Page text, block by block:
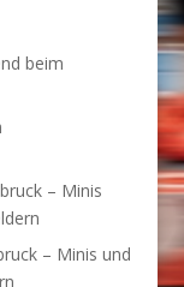
beim
– Minis
– Minis und